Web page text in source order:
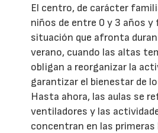
El centro, de carácter
niños de entre 0 y 3 años y
situación que afronta
verano, cuando las altas
obligan a reorganizar la
garantizar el bienestar de
Hasta ahora, las aulas se
ventiladores y las
concentran en las primeras